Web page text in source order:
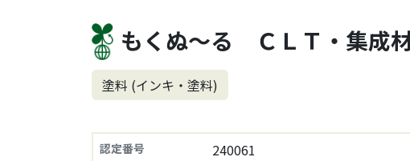
もくぬ～る ＣＬＴ・集成
塗料 (インキ・塗料)
認定番号 240061